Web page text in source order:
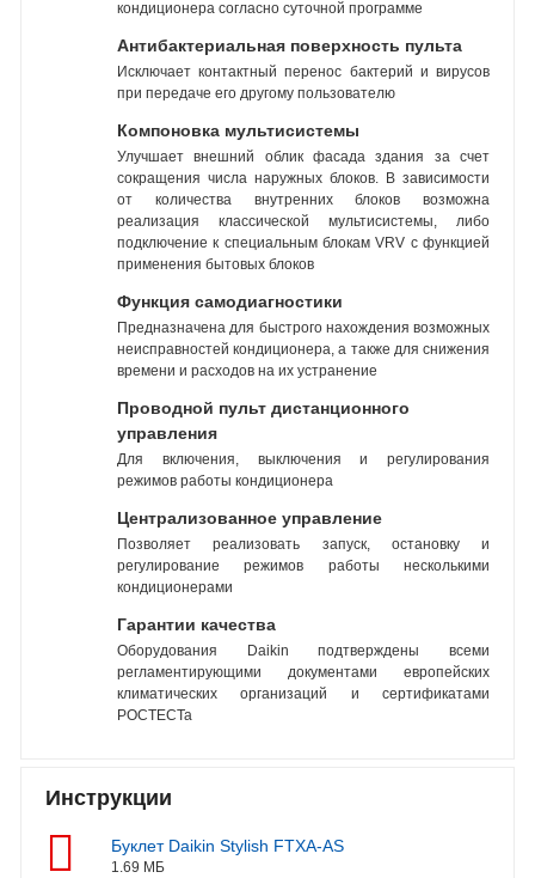
кондиционера согласно суточной программе
Антибактериальная поверхность пульта
Исключает контактный перенос бактерий и вирусов
при передаче его другому пользователю
Компоновка мультисистемы
Улучшает внешний облик фасада здания за счет
сокращения числа наружных блоков. В зависимости
от количества внутренних блоков возможна
реализация классической мультисистемы, либо
подключение к специальным блокам VRV с функцией
применения бытовых блоков
Функция самодиагностики
Предназначена для быстрого нахождения возможных
неисправностей кондиционера, а также для снижения
времени и расходов на их устранение
Проводной пульт дистанционного
управления
Для включения, выключения и регулирования
режимов работы кондиционера
Централизованное управление
Позволяет реализовать запуск, остановку и
регулирование режимов работы несколькими
кондиционерами
Гарантии качества
Оборудования Daikin подтверждены всеми
регламентирующими документами европейских
климатических организаций и сертификатами
РОСТЕСТа
Инструкции
Буклет Daikin Stylish FTXA-AS
1.69 МБ